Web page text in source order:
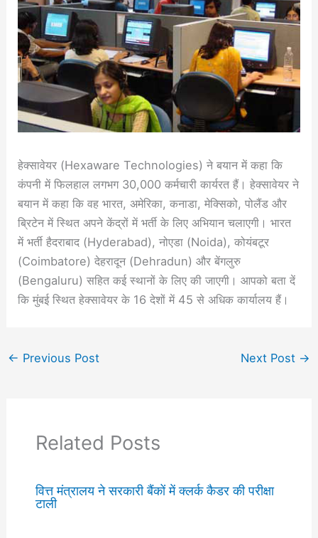
हेक्सावेयर (Hexaware Technologies) ने बयान में कहा कि
कंपनी में फिलहाल लगभग 30,000 कर्मचारी कार्यरत हैं। हेक्सावेयर ने
बयान में कहा कि वह भारत, अमेरिका, कनाडा, मेक्सिको, पोलैंड और
ब्रिटेन में स्थित अपने केंद्रों में भर्ती के लिए अभियान चलाएगी। भारत
में भर्ती हैदराबाद (Hyderabad), नोएडा (Noida), कोयंबटूर
(Coimbatore) देहरादून (Dehradun) और बेंगलुरु
(Bengaluru) सहित कई स्थानों के लिए की जाएगी। आपको बता दें
कि मुंबई स्थित हेक्सावेयर के 16 देशों में 45 से अधिक कार्यालय हैं।
← Previous Post Next Post →
Related Posts
वित्त मंत्रालय ने सरकारी बैंकों में क्लर्क कैडर की परीक्षा
टाली